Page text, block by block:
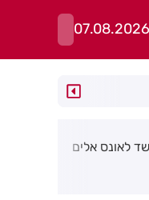
מיליון שקלים
מתחבורה